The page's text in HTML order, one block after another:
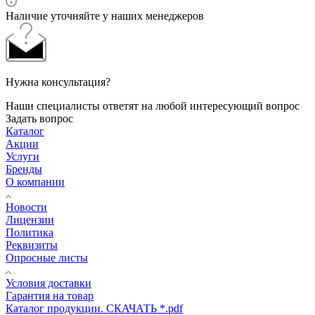
Наличие уточняйте у наших менеджеров
Нужна консультация?
Наши специалисты ответят на любой интересующий вопрос
Задать вопрос
Каталог
Акции
Услуги
Бренды
О компании
Новости
Лицензии
Политика
Реквизиты
Опросные листы
Условия доставки
Гарантия на товар
Каталог продукции. СКАЧАТЬ *.pdf